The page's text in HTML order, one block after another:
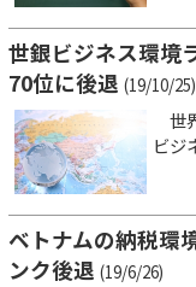
世銀ビジネス環境
70位に後退 (19/10/25)
世
ビジ
ベトナムの納税環
ンク後退 (19/6/26)